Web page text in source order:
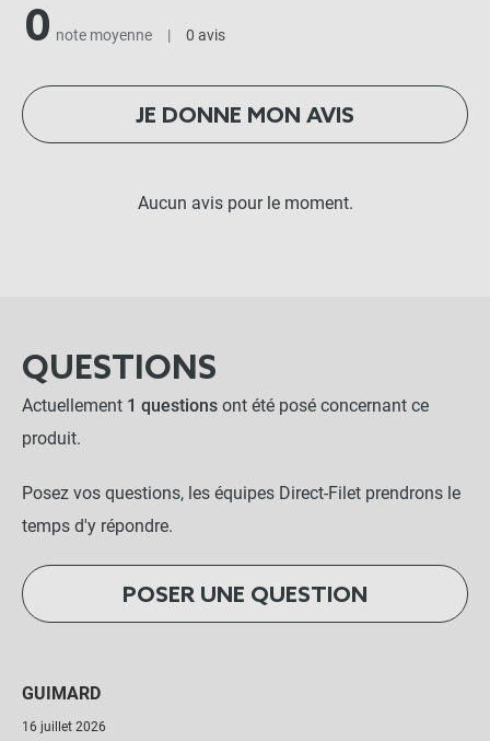
0 note moyenne | 0 avis
JE DONNE MON AVIS
Aucun avis pour le moment.
QUESTIONS
Actuellement 1 questions ont été posé concernant ce
produit.
Posez vos questions, les équipes Direct-Filet prendrons le
temps d'y répondre.
POSER UNE QUESTION
GUIMARD
16 juillet 2026